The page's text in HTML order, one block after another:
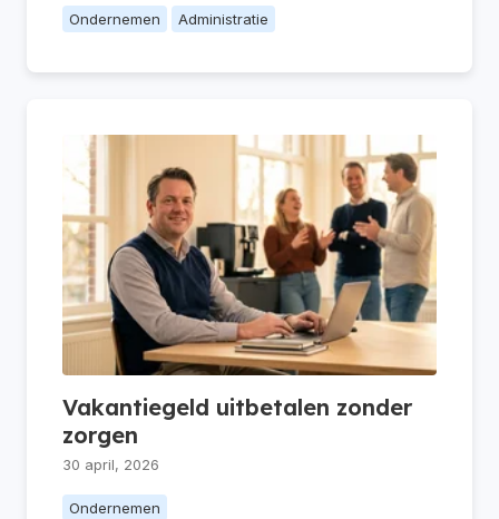
Ondernemen Administratie
Vakantiegeld uitbetalen zonder
zorgen
30 april, 2026
Ondernemen